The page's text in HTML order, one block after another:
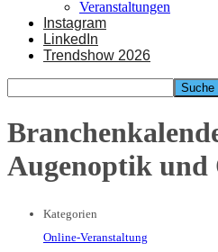
Veranstaltungen
Instagram
LinkedIn
Trendshow 2026
Augenoptik und
Kategorien
Online-Veranstaltung